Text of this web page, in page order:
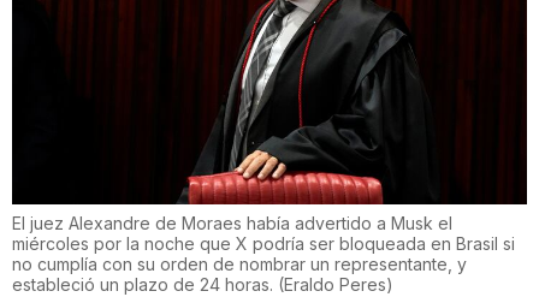
El juez Alexandre de Moraes había advertido a Musk el
miércoles por la noche que X podría ser bloqueada en Brasil si
no cumplía con su orden de nombrar un representante, y
estableció un plazo de 24 horas. (Eraldo Peres)